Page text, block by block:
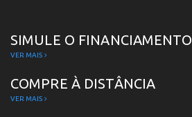
SIMULE O FINANCIAMENTO
VER MAIS
COMPRE À DISTÂNCIA
VER MAIS